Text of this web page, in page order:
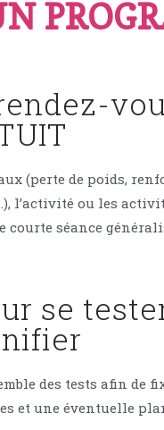
(perte de poids,
l’activité ou les
courte séance
se
des tests afin de
et une éventuelle